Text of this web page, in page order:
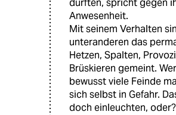
dürften, spricht gegen
Anwesenheit.
Mit seinem Verhalten
unteranderen das
Hetzen, Spalten,
Brüskieren gemeint.
bewusst viele Feinde
sich selbst in Gefahr.
doch einleuchten, oder?